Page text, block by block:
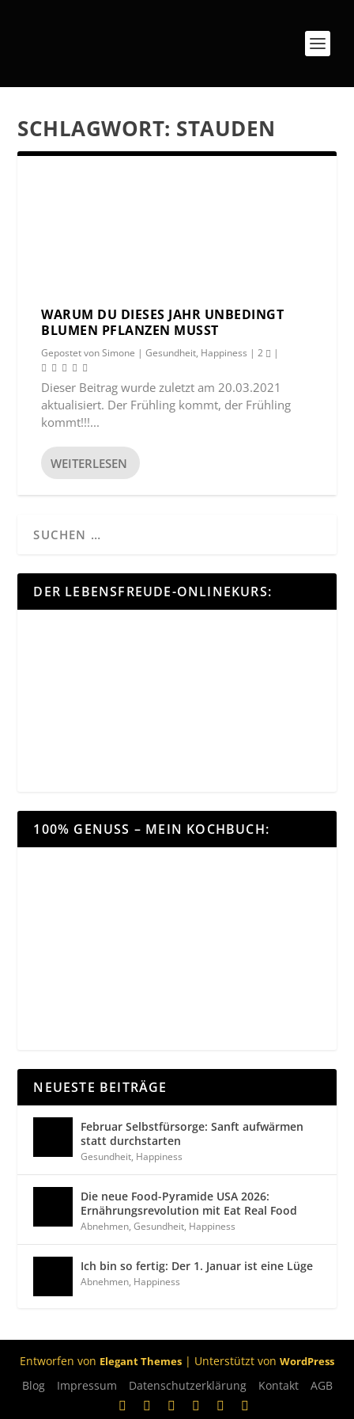
SCHLAGWORT: STAUDEN
WARUM DU DIESES JAHR UNBEDINGT
BLUMEN PFLANZEN MUSST
Gepostet vonSimone |Gesundheit, Happiness |2 |
Dieser Beitrag wurde zuletzt am 20.03.2021
aktualisiert. Der Frühling kommt, der Frühling
kommt!!!...
WEITERLESEN
DER LEBENSFREUDE-ONLINEKURS:
100% GENUSS – MEIN KOCHBUCH:
NEUESTE BEITRÄGE
Februar Selbstfürsorge: Sanft aufwärmen
statt durchstarten
Gesundheit, Happiness
Die neue Food-Pyramide USA 2026:
Ernährungsrevolution mit Eat Real Food
Abnehmen,Gesundheit, Happiness
Ich bin so fertig: Der 1. Januar ist eine Lüge
Abnehmen, Happiness
Entworfen von Elegant Themes | Unterstützt von WordPress
Blog Impressum Datenschutzerklärung Kontakt AGB